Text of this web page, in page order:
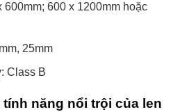
600 x 1200mm hoặc
25mm
Class B
năng nổi trội của len